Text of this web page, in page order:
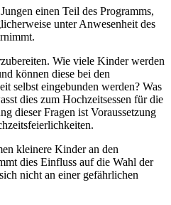
einen Teil des Programms,
unter Anwesenheit des
Wie viele Kinder werden
können diese bei den
selbst eingebunden werden? Was
dies zum Hochzeitsessen für die
dieser Fragen ist Voraussetzung
kleinere Kinder an den
dies Einfluss auf die Wahl der
nicht an einer gefährlichen